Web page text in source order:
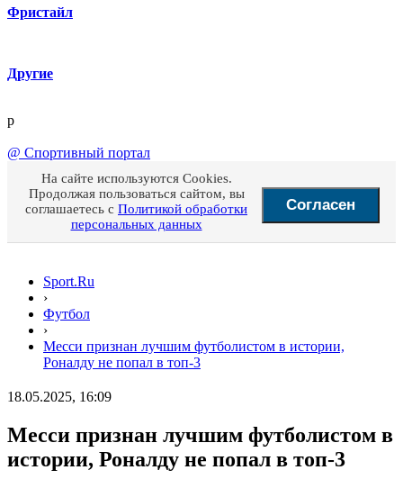
Фристайл
Другие
p
@ Спортивный портал
На сайте используются Cookies.
Продолжая пользоваться сайтом, вы
соглашаетесь с Политикой обработки
персональных данных
Согласен
Sport.Ru
›
Футбол
›
Месси признан лучшим футболистом в истории,
Роналду не попал в топ-3
18.05.2025, 16:09
Месси признан лучшим футболистом в
истории, Роналду не попал в топ-3